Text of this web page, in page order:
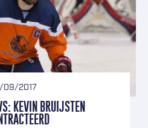
09/2017
KEVIN BRUIJSTEN